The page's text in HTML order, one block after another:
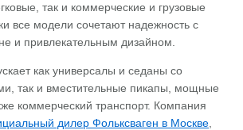
так и коммерческие и грузовые
все модели сочетают надежность с
и привлекательным дизайном.
как универсалы и седаны со
так и вместительные пикапы, мощные
коммерческий транспорт. Компания
дилер Фольксваген в Москве